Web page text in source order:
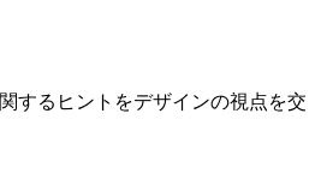
するヒントをデザインの視点を交